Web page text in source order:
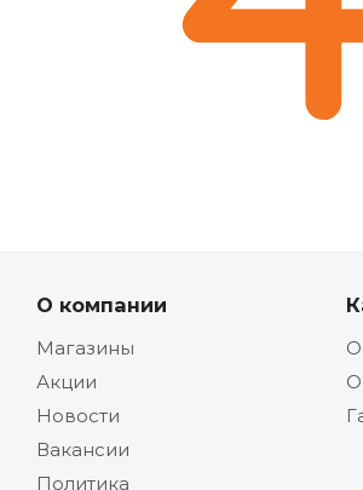
О компании
Магазины
Акции
Новости
Вакансии
Политика